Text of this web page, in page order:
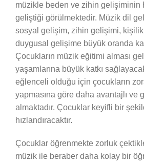
müzikle beden ve zihin gelişiminin
geliştiği görülmektedir. Müzik dil
sosyal gelişim, zihin gelişimi,
duygusal gelişime büyük oranda
Çocukların müzik eğitimi alması
yaşamlarına büyük katkı
eğlenceli olduğu için çocukların
yapmasına göre daha avantajlı ve
almaktadır. Çocuklar keyifli bir
hızlandıracaktır.
Çocuklar öğrenmekte zorluk
müzik ile beraber daha kolay bir